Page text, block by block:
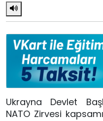
Ukrayna Devlet
NATO Zirvesi